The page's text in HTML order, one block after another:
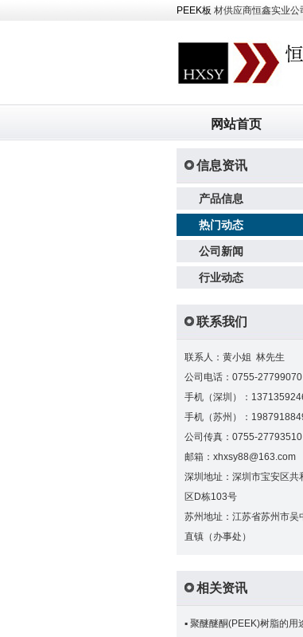
PEEK板 材供应商恒鑫实业公
网站首页
信息资讯
产品信息
热门动态
公司新闻
行业动态
联系我们
联系人：黄小姐 林先生
公司电话：0755-27799070
手机（深圳）：
手机（苏州）：
公司传真：0755-27793510
邮箱：xhxsy88@163.com
深圳地址：深圳市宝安区共
区D栋103号
苏州地址：江苏省苏州市吴
直镇（办事处）
相关资讯
▪ 聚醚醚酮(PEEK)树脂的用